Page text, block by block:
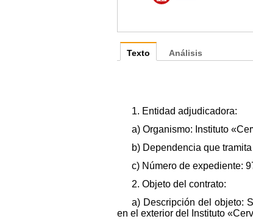
Texto
1. Entidad adjudicadora:
a) Organismo: Instituto
b) Dependencia que
c) Número de expediente:
2. Objeto del contrato:
a) Descripción del objeto:
en el exterior del Instituto
Análisis